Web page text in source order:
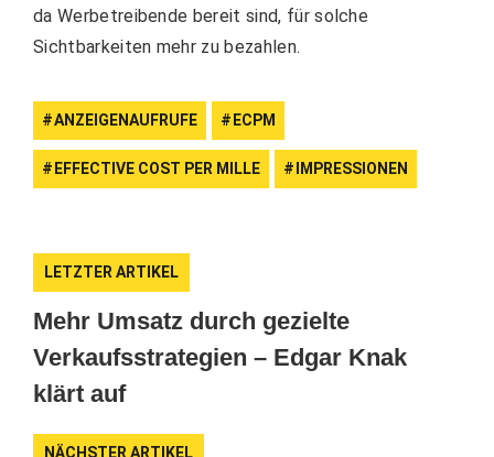
da Werbetreibende bereit sind, für solche
Sichtbarkeiten mehr zu bezahlen.
ANZEIGENAUFRUFE ECPM
EFFECTIVE COST PER MILLE IMPRESSIONEN
LETZTER ARTIKEL
Mehr Umsatz durch gezielte
Verkaufsstrategien – Edgar Knak
klärt auf
NÄCHSTER ARTIKEL